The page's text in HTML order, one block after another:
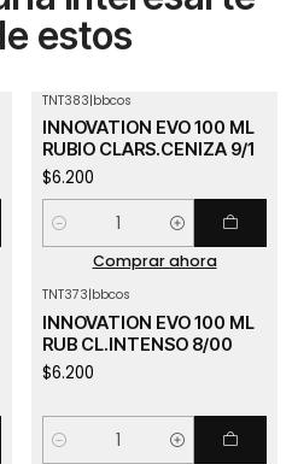
estos
TNT383|bbcos
INNOVATION EVO 100 ML
RUBIO CLARS.CENIZA 9/1
$6.200
Cantidad
Comprar ahora
TNT373|bbcos
INNOVATION EVO 100 ML
RUB CL.INTENSO 8/00
$6.200
Cantidad